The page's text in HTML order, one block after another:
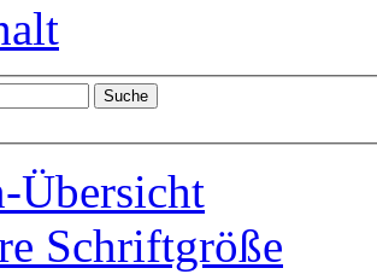
Übersicht
Schriftgröße